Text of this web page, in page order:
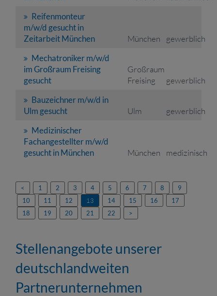
Reifenmonteur
m/w/d gesucht in
Zeitarbeit München
München
gewerblich
Mechatroniker m/w/d
im Großraum Freising
gesucht
Großraum
Freising
gewerblich
Bauzeichner m/w/d in
Ulm gesucht
Ulm
gewerblich
Medizinischer
Fachangestellter m/w/d
gesucht in München
München medizinisch
< 1 2 3 4 5 6 7 8
9
10
11 12 13 14 15 16
17
18
19 20 21 22 >
Stellenangebote unserer
deutschlandweiten
Partnerunternehmen